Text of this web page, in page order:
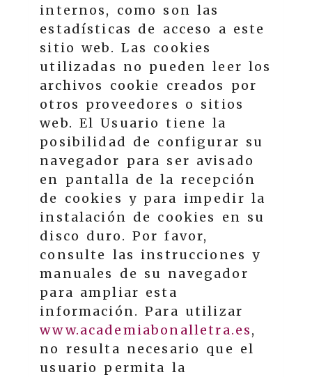
internos, como son las
estadísticas de acceso a este
sitio web. Las cookies
utilizadas no pueden leer los
archivos cookie creados por
otros proveedores o sitios
web. El Usuario tiene la
posibilidad de configurar su
navegador para ser avisado
en pantalla de la recepción
de cookies y para impedir la
instalación de cookies en su
disco duro. Por favor,
consulte las instrucciones y
manuales de su navegador
para ampliar esta
información. Para utilizar
www.academiabonalletra.es,
no resulta necesario que el
usuario permita la